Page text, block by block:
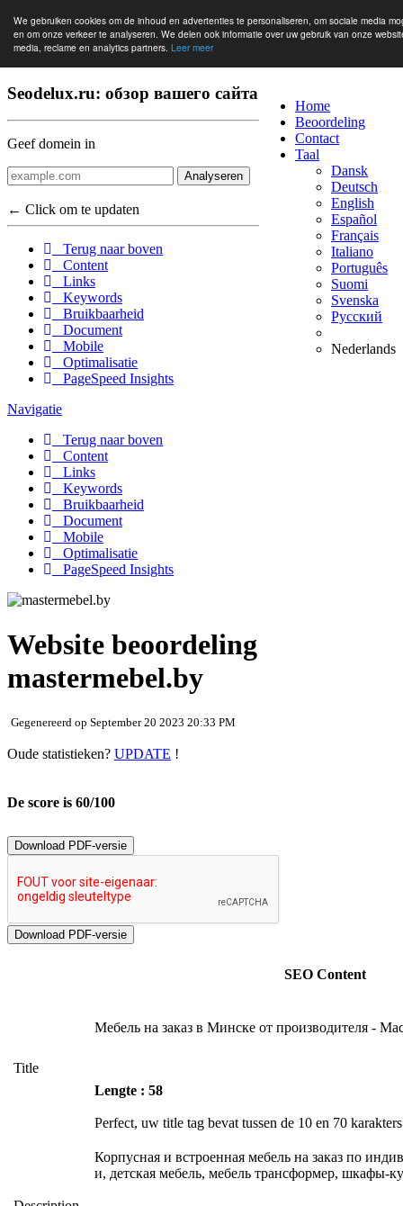
We gebruiken cookies om de inhoud en advertenties te personaliseren, om sociale media
en om onze verkeer te analyseren. We delen ook informatie over uw gebruik van onze
media, reclame en analytics partners. Leer meer
Home
Beoordeling
Contact
Taal
Dansk
Deutsch
English
Español
Français
Italiano
Português
Suomi
Svenska
Русский
Nederlands
Seodelux.ru: обзор вашего сайта
Geef domein in
Analyseren
← Click om te updaten
Terug naar boven
Content
Links
Keywords
Bruikbaarheid
Document
Mobile
Optimalisatie
PageSpeed Insights
Navigatie
Terug naar boven
Content
Links
Keywords
Bruikbaarheid
Document
Mobile
Optimalisatie
PageSpeed Insights
Website beoordeling
mastermebel.by
Gegenereerd op September 20 2023 20:33 PM
Oude statistieken? UPDATE !
De score is 60/100
Download PDF-versie
SEO Content
Title
Мебель на заказ в Минске от производителя -
Lengte : 58
Perfect, uw title tag bevat tussen de 10 en 70
Корпусная и встроенная мебель на заказ по
и, детская мебель, мебель трансформер, шкафы-